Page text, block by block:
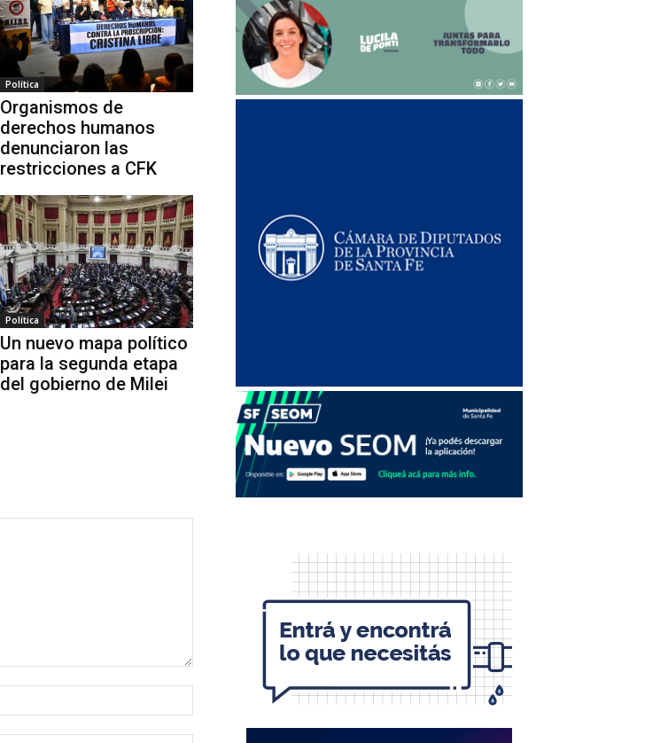
Política
Organismos de
derechos humanos
denunciaron las
restricciones a CFK
Política
Un nuevo mapa político
para la segunda etapa
del gobierno de Milei